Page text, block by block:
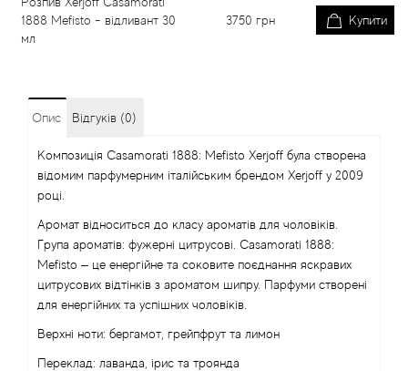
1888 Mefisto - відливант 30
мл
3750 грн Купити
Опис Відгуків (0)
Композиція Casamorati 1888: Mefisto Xerjoff була створена
відомим парфумерним італійським брендом Xerjoff у 2009
році.
Аромат відноситься до класу ароматів для чоловіків.
Група ароматів: фужерні цитрусові. Casamorati 1888:
Mefisto – це енергійне та соковите поєднання яскравих
цитрусових відтінків з ароматом шипру. Парфуми створені
для енергійних та успішних чоловіків.
Верхні ноти: бергамот, грейпфрут та лимон
Переклад: лаванда, ірис та троянда